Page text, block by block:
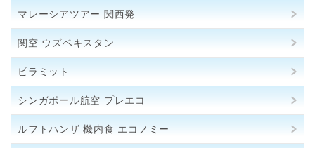
マレーシアツアー 関西発
関空 ウズベキスタン
ピラミット
シンガポール航空 プレエコ
ルフトハンザ 機内食 エコノミー